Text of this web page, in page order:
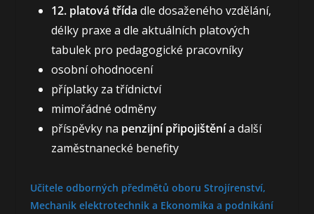
12. platová třída dle dosaženého vzdělání,
délky praxe a dle aktuálních platových
tabulek pro pedagogické pracovníky
osobní ohodnocení
příplatky za třídnictví
mimořádné odměny
příspěvky na penzijní připojištěnía další
zaměstnanecké benefity
Učitele odborných předmětů oboru Strojírenství,
Mechanik elektrotechnik a Ekonomika a podnikání